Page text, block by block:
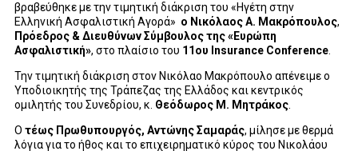
ΝΕΑ
ΕΠΙΚΟΙΝΩΝΙΑ
βραβεύθηκε με την τιμητική διάκριση του «Ηγέτη στην
Ελληνική Ασφαλιστική Αγορά» ο Νικόλαος Α. Μακρόπουλος,
Πρόεδρος & Διευθύνων Σύμβουλος της «Ευρώπη
Ασφαλιστική», στο πλαίσιο του 11ου Insurance Conference.
Την τιμητική διάκριση στον Νικόλαο Μακρόπουλο απένειμε ο
Υποδιοικητής της Τράπεζας της Ελλάδος και κεντρικός
ομιλητής του Συνεδρίου, κ. Θεόδωρος Μ. Μητράκος.
Ο τέως Πρωθυπουργός, Αντώνης Σαμαράς, μίλησε με θερμά
λόγια για το ήθος και το επιχειρηματικό κύρος του Νικολάου